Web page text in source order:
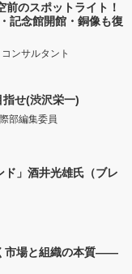
のスポットライト！
記念館開館・銅像も復
ンサルタント
せ(渋沢栄一)
部編集委員
ド」酒井光雄氏（ブレ
市場と組織の本質――